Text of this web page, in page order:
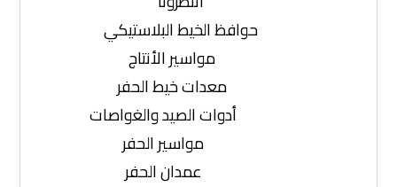
حوافظ الخيط البلاستيكي
مواسير الأنتاج
معدات خيط الحفر
أدوات الصيد والغواصات
مواسير الحفر
عمدان الحفر